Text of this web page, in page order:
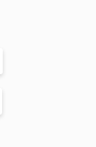
avec le jeu
la journée,
ou des
votre intimité..
de lieux : en
vos vitrages